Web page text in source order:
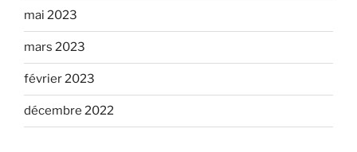
mai 2023
mars 2023
février 2023
décembre 2022